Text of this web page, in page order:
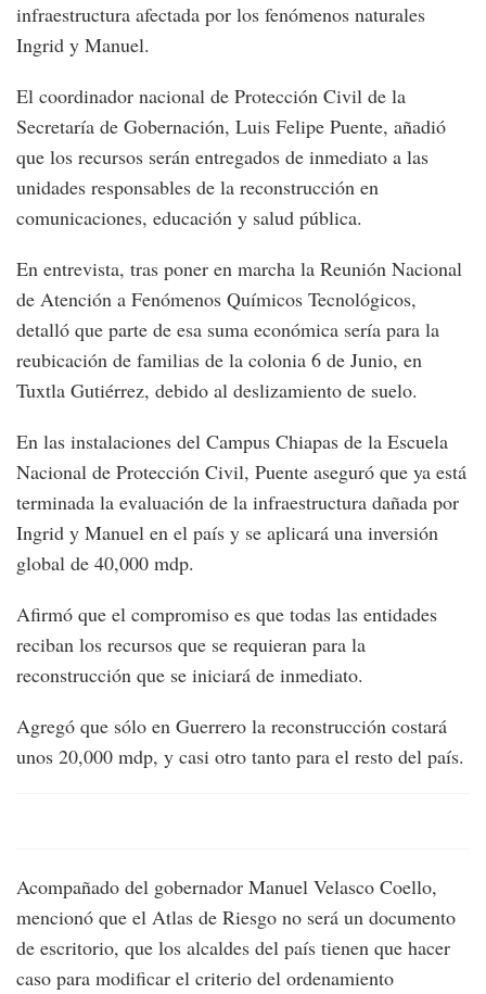
infraestructura afectada por los fenómenos naturales
Ingrid y Manuel.
El coordinador nacional de Protección Civil de la
Secretaría de Gobernación, Luis Felipe Puente, añadió
que los recursos serán entregados de inmediato a las
unidades responsables de la reconstrucción en
comunicaciones, educación y salud pública.
En entrevista, tras poner en marcha la Reunión Nacional
de Atención a Fenómenos Químicos Tecnológicos,
detalló que parte de esa suma económica sería para la
reubicación de familias de la colonia 6 de Junio, en
Tuxtla Gutiérrez, debido al deslizamiento de suelo.
En las instalaciones del Campus Chiapas de la Escuela
Nacional de Protección Civil, Puente aseguró que ya está
terminada la evaluación de la infraestructura dañada por
Ingrid y Manuel en el país y se aplicará una inversión
global de 40,000 mdp.
Afirmó que el compromiso es que todas las entidades
reciban los recursos que se requieran para la
reconstrucción que se iniciará de inmediato.
Agregó que sólo en Guerrero la reconstrucción costará
unos 20,000 mdp, y casi otro tanto para el resto del país.
Acompañado del gobernador Manuel Velasco Coello,
mencionó que el Atlas de Riesgo no será un documento
de escritorio, que los alcaldes del país tienen que hacer
caso para modificar el criterio del ordenamiento